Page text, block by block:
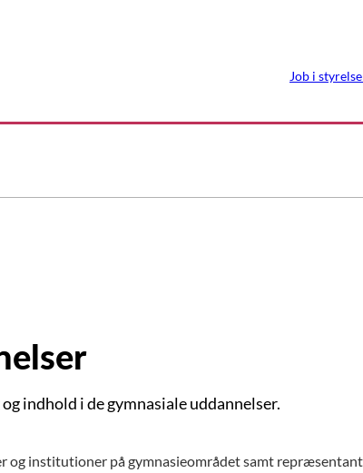
Job i
indhold i de gymnasiale uddannelser.
og institutioner på gymnasieområdet samt